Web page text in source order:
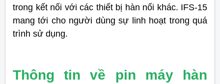
trong kết nối với các thiết bị hàn nối khác. IFS-15
mang tới cho người dùng sự linh hoạt trong quá
trình sử dụng.
Thông tin về pin máy hàn